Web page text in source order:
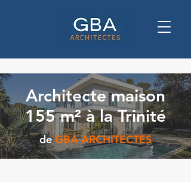
Architecte maison
155 m² à la Trinité
de GBA ARCHITECTES